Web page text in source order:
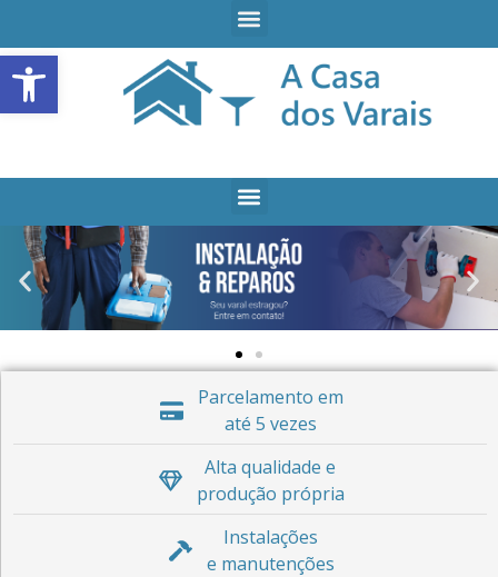
Open toolbar
Parcelamento em
até 5 vezes
Alta qualidade e
produção própria
Instalações
e manutenções